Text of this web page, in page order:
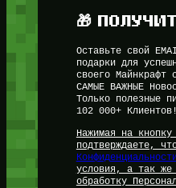
🎁
Оставьте свой
подарки для
своего Майнкрафт
САМЫЕ ВАЖНЫЕ
Только полезные
102 000+ Клиентов!
Нажимая на
подтверждаете,
условия, а так же
обработку